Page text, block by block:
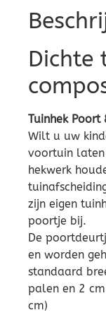
Dichte
Tuinhek Poort
Wilt u uw
voortuin laten
hekwerk
zijn eigen
poortje bij.
De
en worden
standaard
palen en 2
cm)